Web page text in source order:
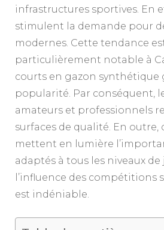
infrastructures sportives. En
stimulent la demande pour
modernes. Cette tendance
particulièrement notable à
courts en gazon synthétique
popularité. Par conséquent,
amateurs et professionnels
surfaces de qualité. En
mettent en lumière
adaptés à tous les niveaux de
l’influence des compétitions
est indéniable.